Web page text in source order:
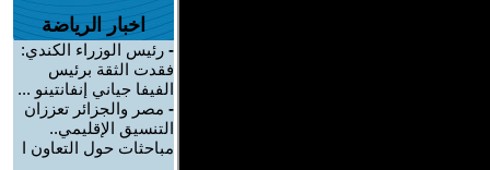
اخبار الرياضة
- رئيس الوزراء الكندي:
فقدت الثقة برئيس
الفيفا جياني إنفانتينو ...
- مصر والجزائر تعززان
التنسيق الإقليمي..
مباحثات حول التعاون ا